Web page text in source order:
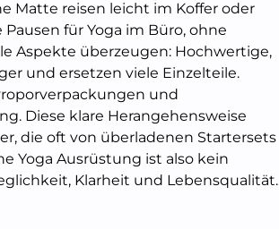
Matte reisen leicht im Koffer oder
für Yoga im Büro, ohne
Aspekte überzeugen: Hochwertige,
und ersetzen viele Einzelteile.
und
Diese klare Herangehensweise
die oft von überladenen Startersets
Yoga Ausrüstung ist also kein
Klarheit und Lebensqualität.